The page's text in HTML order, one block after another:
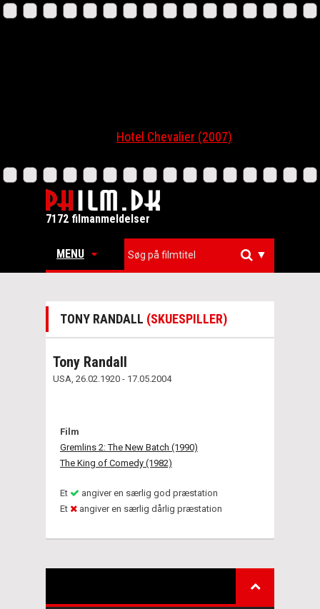
Hotel Chevalier (2007)
7172 filmanmeldelser
MENU ▼
TONY RANDALL (SKUESPILLER)
Tony Randall
USA, 26.02.1920 - 17.05.2004
Film
Gremlins 2: The New Batch (1990)
The King of Comedy (1982)
Et
angiver en særlig god præstation
Et
angiver en særlig dårlig præstation